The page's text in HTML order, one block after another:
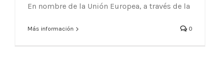
En nombre de la Unión Europea, a través de la
Más información 0